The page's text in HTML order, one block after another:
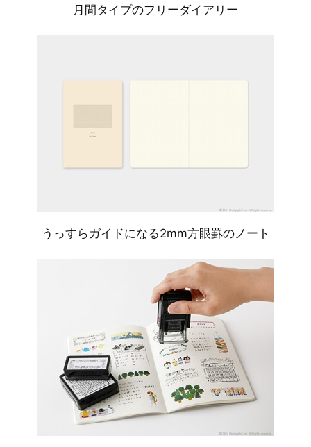
月間タイプのフリーダイアリー
うっすらガイドになる2mm方眼罫のノート